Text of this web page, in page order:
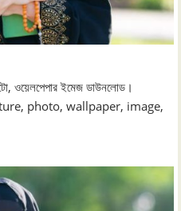
ওয়েলপেপার ইমেজ ডাউনলোড।
photo, wallpaper, image,